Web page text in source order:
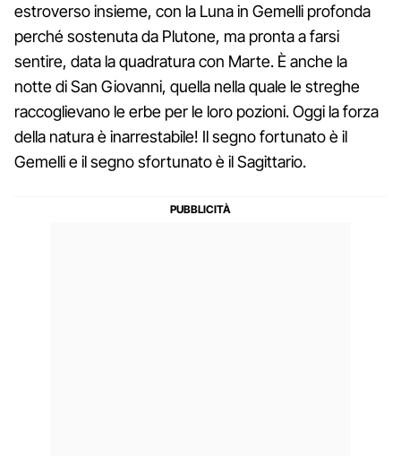
estroverso insieme, con la Luna in Gemelli profonda
perché sostenuta da Plutone, ma pronta a farsi
sentire, data la quadratura con Marte. È anche la
notte di San Giovanni, quella nella quale le streghe
raccoglievano le erbe per le loro pozioni. Oggi la forza
della natura è inarrestabile! Il segno fortunato è il
Gemelli e il segno sfortunato è il Sagittario.